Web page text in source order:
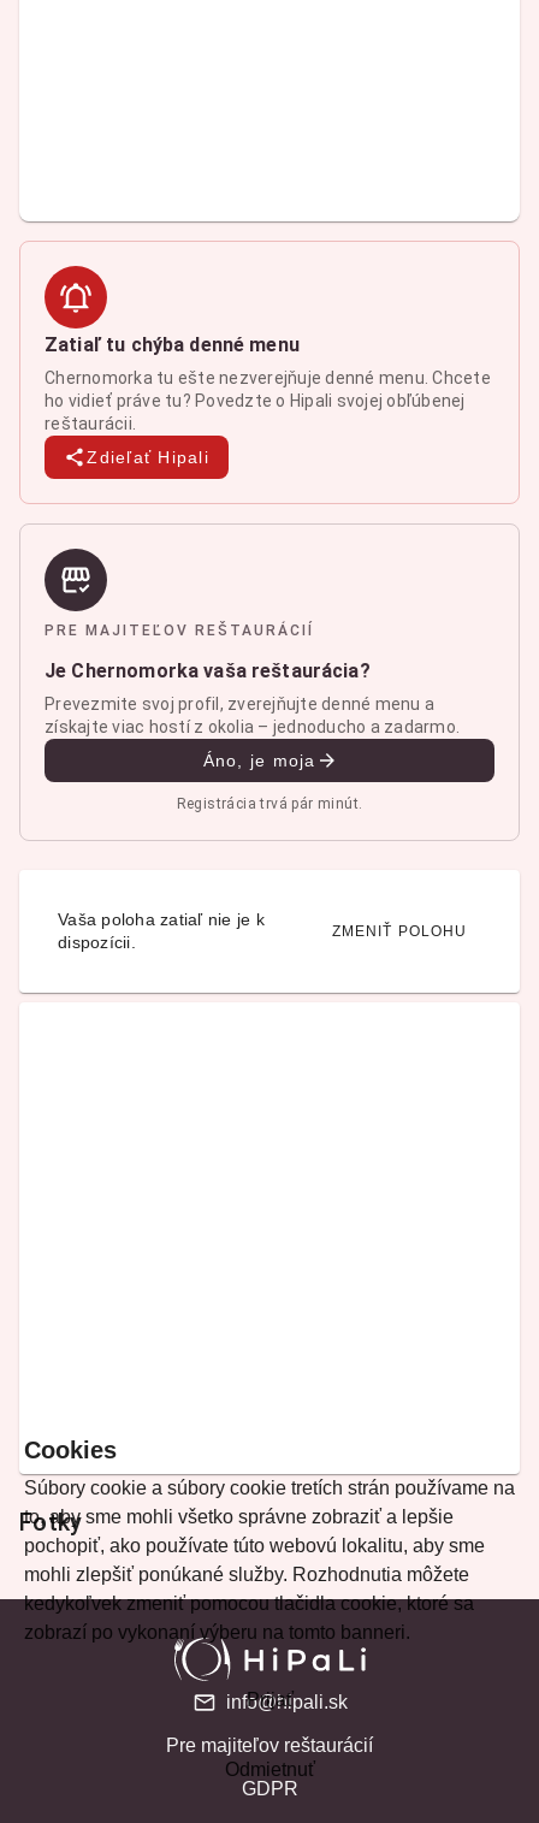
Zatiaľ tu chýba denné menu
Chernomorka tu ešte nezverejňuje denné menu. Chcete
ho vidieť práve tu? Povedzte o Hipali svojej obľúbenej
reštaurácii.
Zdieľať Hipali
PRE MAJITEĽOV REŠTAURÁCIÍ
Je Chernomorka vaša reštaurácia?
Prevezmite svoj profil, zverejňujte denné menu a
získajte viac hostí z okolia – jednoducho a zadarmo.
Áno, je moja
Registrácia trvá pár minút.
Vaša poloha zatiaľ nie je k
dispozícii.
ZMENIŤ POLOHU
Fotky
Cookies
Súbory cookie a súbory cookie tretích strán používame na
to, aby sme mohli všetko správne zobraziť a lepšie
pochopiť, ako používate túto webovú lokalitu, aby sme
mohli zlepšiť ponúkané služby. Rozhodnutia môžete
kedykoľvek zmeniť pomocou tlačidla cookie, ktoré sa
zobrazí po vykonaní výberu na tomto banneri.
Prijať
Odmietnuť
info@hipali.sk
Pre majiteľov reštaurácií
GDPR